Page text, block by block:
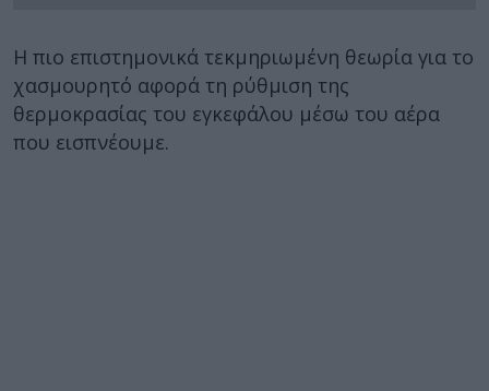
Η πιο επιστημονικά τεκμηριωμένη θεωρία για το
χασμουρητό αφορά τη ρύθμιση της
θερμοκρασίας του εγκεφάλου μέσω του αέρα
που εισπνέουμε.